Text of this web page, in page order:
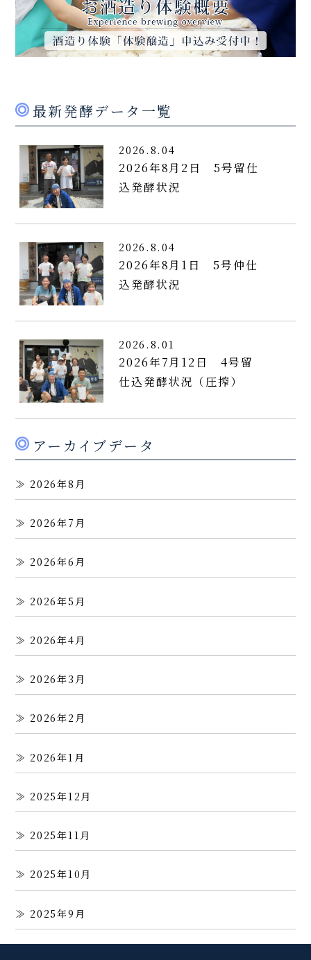
最新発酵データ一覧
2026.8.04
2026年8月2日 5号留仕
込発酵状況
2026.8.04
2026年8月1日 5号仲仕
込発酵状況
2026.8.01
2026年7月12日 4号留
仕込発酵状況（圧搾）
アーカイブデータ
2026年8月
2026年7月
2026年6月
2026年5月
2026年4月
2026年3月
2026年2月
2026年1月
2025年12月
2025年11月
2025年10月
2025年9月